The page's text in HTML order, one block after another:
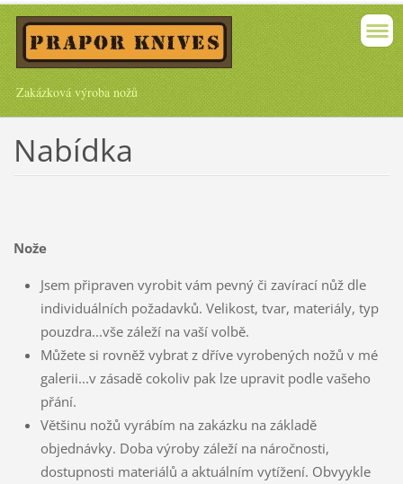
Zakázková výroba nožů
Nabídka
Nože
Jsem připraven vyrobit vám pevný či zavírací nůž dle
individuálních požadavků. Velikost, tvar, materiály, typ
pouzdra...vše záleží na vaší volbě.
Můžete si rovněž vybrat z dříve vyrobených nožů v mé
galerii...v zásadě cokoliv pak lze upravit podle vašeho
přání.
Většinu nožů vyrábím na zakázku na základě
objednávky. Doba výroby záleží na náročnosti,
dostupnosti materiálů a aktuálním vytížení. Obvyykle